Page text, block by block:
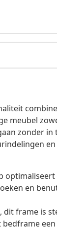
meubel
zonder in
optimaliseert
en
dit frame is
een